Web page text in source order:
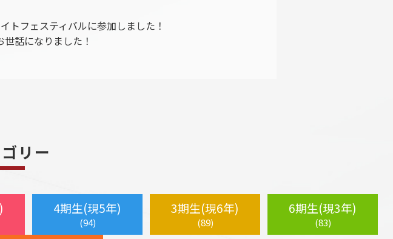
トフェスティバルに参加しました！
話になりました！
リー
4期生(現5年)
(94)
3期生(現6年)
(89)
6期生(現3年)
(83)